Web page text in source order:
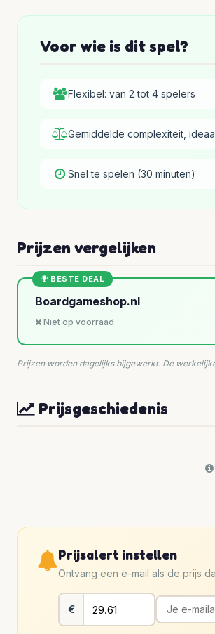
Voor wie is dit spel?
Flexibel: van 2 tot 4 spelers
Gemiddelde complexiteit,
Snel te spelen (30 minuten)
Prijzen vergelijken
BESTE DEAL
Boardgameshop.nl
Niet op voorraad
Prijzen worden dagelijks bijgewerkt. De
Prijsgeschiedenis
Prijsalert instellen
Ontvang een e-mail als de prijs
€